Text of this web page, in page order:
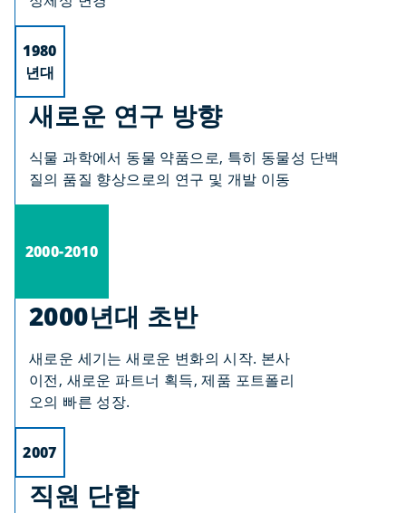
1980
년대
새로운 연구 방향
식물 과학에서 동물 약품으로, 특히 동물성 단백
질의 품질 향상으로의 연구 및 개발 이동
2000-2010
2000년대 초반
새로운 세기는 새로운 변화의 시작. 본사
이전, 새로운 파트너 획득, 제품 포트폴리
오의 빠른 성장.
2007
직원 단합